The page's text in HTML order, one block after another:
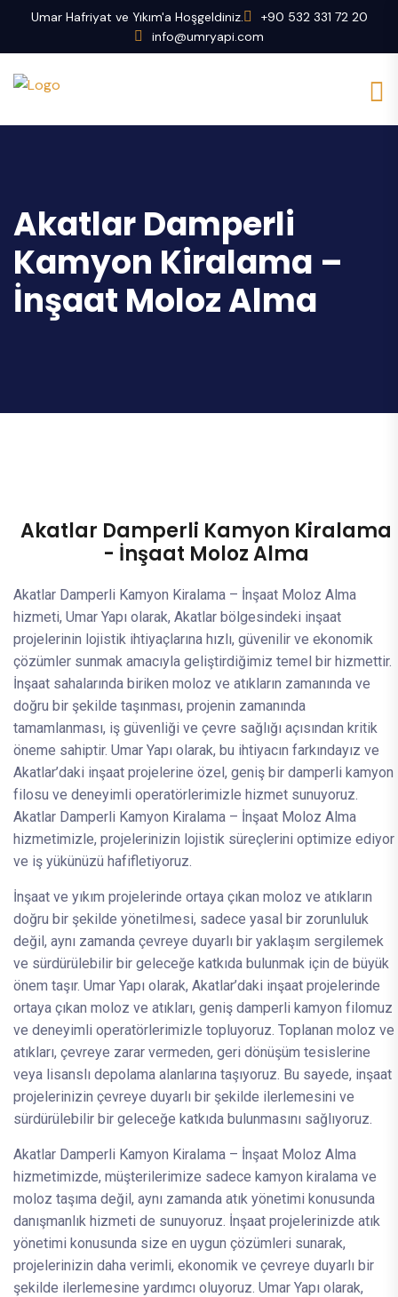
Umar Hafriyat ve Yıkım'a Hoşgeldiniz.
+90 532 331 72 20
info@umryapi.com
Akatlar Damperli
Kamyon Kiralama –
İnşaat Moloz Alma
Akatlar Damperli Kamyon Kiralama
- İnşaat Moloz Alma
Akatlar Damperli Kamyon Kiralama – İnşaat Moloz Alma
hizmeti, Umar Yapı olarak, Akatlar bölgesindeki inşaat
projelerinin lojistik ihtiyaçlarına hızlı, güvenilir ve ekonomik
çözümler sunmak amacıyla geliştirdiğimiz temel bir hizmettir.
İnşaat sahalarında biriken moloz ve atıkların zamanında ve
doğru bir şekilde taşınması, projenin zamanında
tamamlanması, iş güvenliği ve çevre sağlığı açısından kritik
öneme sahiptir. Umar Yapı olarak, bu ihtiyacın farkındayız ve
Akatlar’daki inşaat projelerine özel, geniş bir damperli kamyon
filosu ve deneyimli operatörlerimizle hizmet sunuyoruz.
Akatlar Damperli Kamyon Kiralama – İnşaat Moloz Alma
hizmetimizle, projelerinizin lojistik süreçlerini optimize ediyor
ve iş yükünüzü hafifletiyoruz.
İnşaat ve yıkım projelerinde ortaya çıkan moloz ve atıkların
doğru bir şekilde yönetilmesi, sadece yasal bir zorunluluk
değil, aynı zamanda çevreye duyarlı bir yaklaşım sergilemek
ve sürdürülebilir bir geleceğe katkıda bulunmak için de büyük
önem taşır. Umar Yapı olarak, Akatlar’daki inşaat projelerinde
ortaya çıkan moloz ve atıkları, geniş damperli kamyon filomuz
ve deneyimli operatörlerimizle topluyoruz. Toplanan moloz ve
atıkları, çevreye zarar vermeden, geri dönüşüm tesislerine
veya lisanslı depolama alanlarına taşıyoruz. Bu sayede, inşaat
projelerinizin çevreye duyarlı bir şekilde ilerlemesini ve
sürdürülebilir bir geleceğe katkıda bulunmasını sağlıyoruz.
Akatlar Damperli Kamyon Kiralama – İnşaat Moloz Alma
hizmetimizde, müşterilerimize sadece kamyon kiralama ve
moloz taşıma değil, aynı zamanda atık yönetimi konusunda
danışmanlık hizmeti de sunuyoruz. İnşaat projelerinizde atık
yönetimi konusunda size en uygun çözümleri sunarak,
projelerinizin daha verimli, ekonomik ve çevreye duyarlı bir
şekilde ilerlemesine yardımcı oluyoruz. Umar Yapı olarak,